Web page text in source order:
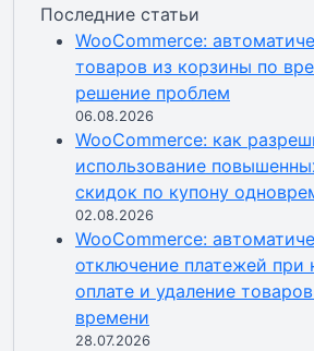
Последние статьи
WooCommerce:
товаров из корзины по
решение проблем
06.08.2026
WooCommerce: как
использование
скидок по купону
02.08.2026
WooCommerce:
отключение платежей при
оплате и удаление
времени
28.07.2026